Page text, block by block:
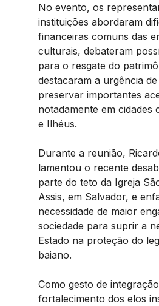
No evento, os
instituições abordaram
financeiras comuns das
culturais, debateram
para o resgate do
destacaram a urgência
preservar importantes
notadamente em cidades
e Ilhéus.
Durante a reunião,
lamentou o recente
parte do teto da Igreja
Assis, em Salvador, e
necessidade de maior
sociedade para suprir a
Estado na proteção do
baiano.
Como gesto de
fortalecimento dos elos